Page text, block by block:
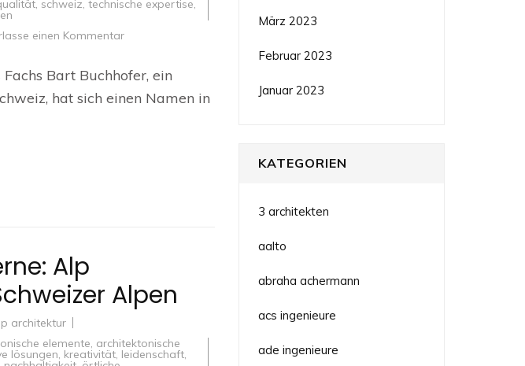
, schweiz, technische expertise,
einen Kommentarzu
von
Bart
Innovation
Bart Buchhofer, ein
hat sich einen Namen in
Alp
Alpen
architektur
elemente, architektonische
lösungen, kreativität, leidenschaft,
März 2023
Februar 2023
Januar 2023
KATEGORIEN
3 architekten
aalto
abraha achermann
acs ingenieure
ade ingenieure